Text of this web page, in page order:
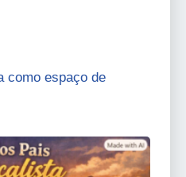
como espaço de